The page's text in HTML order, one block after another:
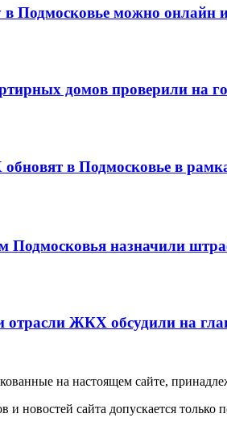
Подмосковье можно онлайн
домов проверили на
в Подмосковье в
назначили
отрасли ЖКХ обсудили на
на настоящем сайте,
и новостей сайта допускается